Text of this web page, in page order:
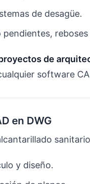
de desagüe.
de
software
en DWG
y diseño.